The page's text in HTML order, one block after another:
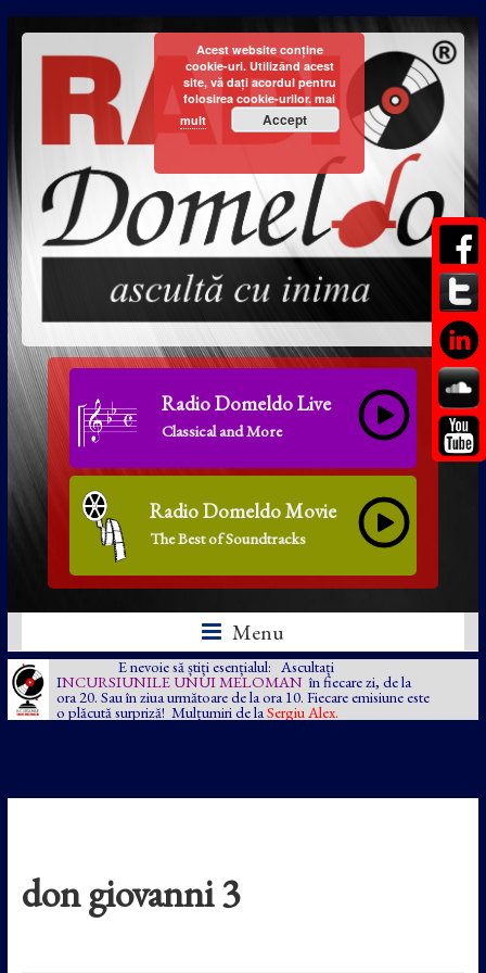
Radio Domeldo Live
Classical and More
Radio Domeldo Movie
The Best of Soundtracks
Menu
E nevoie să știți esențialul: Ascultați
INCURSIUNILE UNUI MELOMAN în fiecare zi, de la
ora 20. Sau în ziua următoare de la ora 10. Fiecare emisiune este
o plăcută surpriză! Mulțumiri de la Sergiu Alex.
don giovanni 3
Acest website conține
cookie-uri. Utilizând acest
site, vă dați acordul pentru
folosirea cookie-urilor. mai
mult
Accept